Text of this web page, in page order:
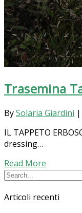
Trasemina
BySolaria Giardini |
IL TAPPETO
dressing…
Read More
Articoli recenti